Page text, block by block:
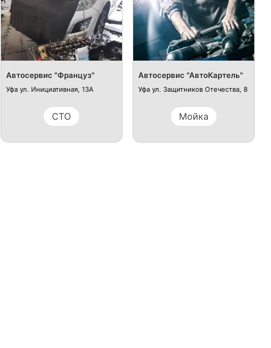
Автосервис "Француз"
Уфа ул. Инициативная, 13А
СТО
Автосервис "АвтоКартель"
Уфа ул. Защитников Отечества, 8
Мойка